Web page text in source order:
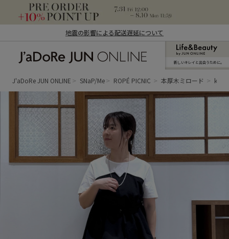
地震の影響による配送遅延について
ン オンライン）
新しいキレイと出合うために。
J'aDoRe JUN ONLINE SNaP/Me ROPÉ PICNIC 本厚木ミロード